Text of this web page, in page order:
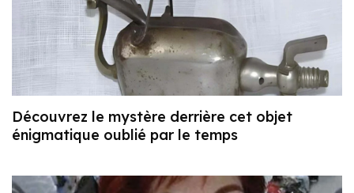
Découvrez le mystère derrière cet objet
énigmatique oublié par le temps